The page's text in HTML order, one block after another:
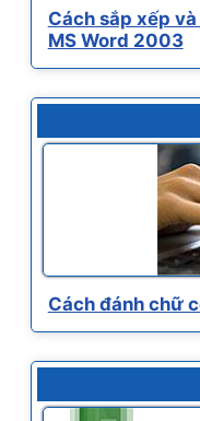
Cách sắp xếp
MS Word 2003
Cách đánh chữ